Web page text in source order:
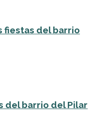
fiestas del barrio
del barrio del Pilar